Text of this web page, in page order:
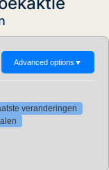
Advanced options ▼
veranderingen